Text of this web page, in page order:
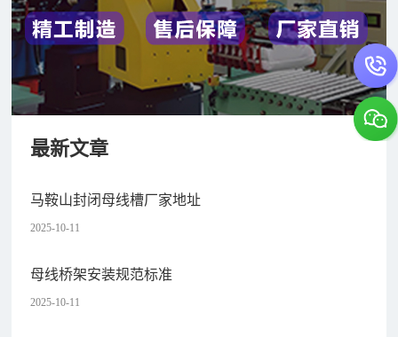
最新文章
马鞍山封闭母线槽厂家地址
2025-10-11
母线桥架安装规范标准
2025-10-11